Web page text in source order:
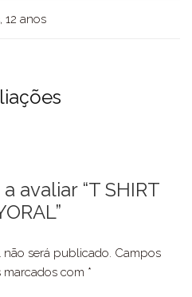
12 anos
avaliar “T SHIRT
não será publicado. Campos
com *